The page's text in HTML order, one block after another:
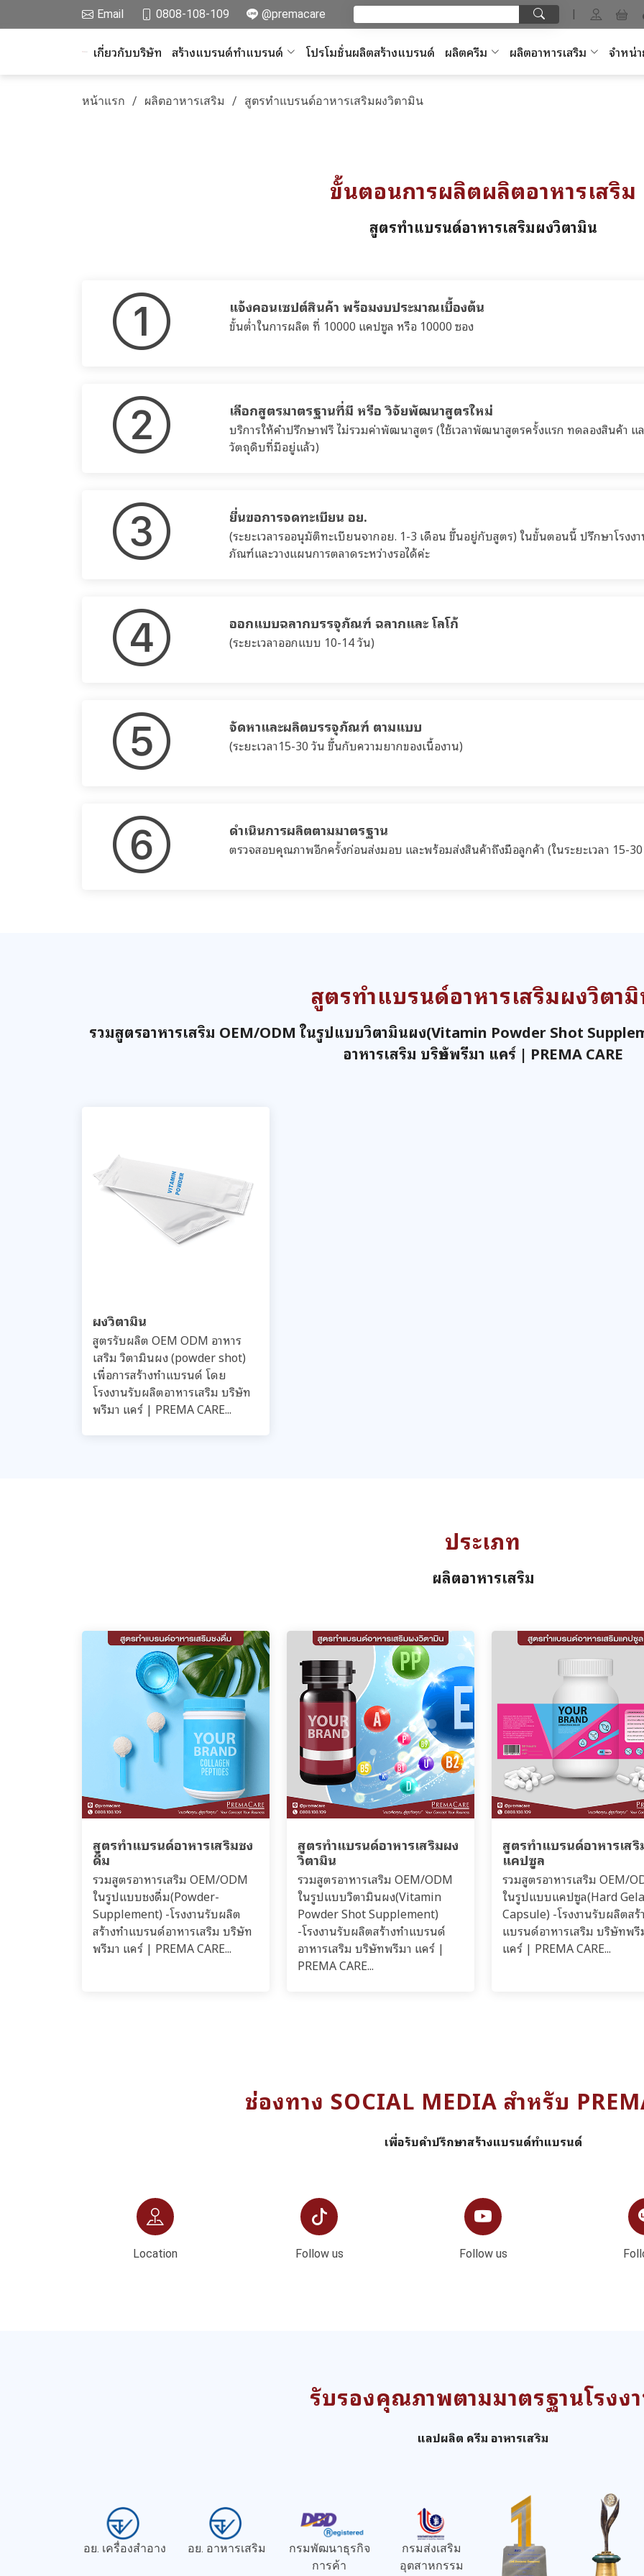
Email 0808-108-109 @premacare |
เกี่ยวกับบริษัท สร้างแบรนด์ทำแบรนด์ โปรโมชั่นผลิตสร้างแบรนด์ ผลิตครีม ผลิตอาหารเสริม จำหน่
หน้าแรก ผลิตอาหารเสริม สูตรทำแบรนด์อาหารเสริมผงวิตามิน
ขั้นตอนการผลิตผลิตอาหารเสริม
สูตรทำแบรนด์อาหารเสริมผงวิตามิน
แจ้งคอนเซปต์สินค้า พร้อมงบประมาณเบื้องต้น
ขั้นต่ำในการผลิต ที่ 10000 แคปซูล หรือ 10000 ซอง
เลือกสูตรมาตรฐานที่มี หรือ วิจัยพัฒนาสูตรใหม่
บริการให้คำปรึกษาฟรี ไม่รวมค่าพัฒนาสูตร (ใช้เวลาพัฒนาสูตรครั้งแรก ทดลองสินค้า
วัตถุดิบที่มีอยู่แล้ว)
ยื่นขอการจดทะเบียน อย.
(ระยะเวลารออนุมัติทะเบียนจากอย. 1-3 เดือน ขึ้นอยู่กับสูตร) ในขั้นตอนนี้ ปรึกษาโรงง
ภัณฑ์และวางแผนการตลาดระหว่างรอได้ค่ะ
ออกแบบฉลากบรรจุภัณฑ์ ฉลากและ โลโก้
(ระยะเวลาออกแบบ 10-14 วัน)
จัดหาและผลิตบรรจุภัณฑ์ ตามแบบ
(ระยะเวลา15-30 วัน ขึ้นกับความยากของเนื้องาน)
ดำเนินการผลิตตามมาตรฐาน
ตรวจสอบคุณภาพอีกครั้งก่อนส่งมอบ และพร้อมส่งสินค้าถึงมือลูกค้า (ในระยะเวลา 15-
สูตรทำแบรนด์อาหารเสริมผงวิตา
รวมสูตรอาหารเสริม OEM/ODM ในรูปแบบวิตามินผง(Vitamin Powder Shot
อาหารเสริม บริษัทพรีมา แคร์ | PREMA CARE
ผงวิตามิน
สูตรรับผลิต OEM ODM อาหาร
เสริม วิตามินผง (powder shot)
เพื่อการสร้างทำแบรนด์ โดย
โรงงานรับผลิตอาหารเสริม บริษัท
พรีมา แคร์ | PREMA CARE...
ประเภท
ผลิตอาหารเสริม
สูตรทำแบรนด์อาหารเสริมชง
ดื่ม
รวมสูตรอาหารเสริม OEM/ODM
ในรูปแบบชงดื่ม(Powder-
Supplement) -โรงงานรับผลิต
สร้างทำแบรนด์อาหารเสริม บริษัท
พรีมา แคร์ | PREMA CARE...
สูตรทำแบรนด์อาหารเสริมผง
วิตามิน
รวมสูตรอาหารเสริม OEM/ODM
ในรูปแบบวิตามินผง(Vitamin
Powder Shot Supplement)
-โรงงานรับผลิตสร้างทำแบรนด์
อาหารเสริม บริษัทพรีมา แคร์ |
PREMA CARE...
สูตรทำแบรนด์อาหารเส
แคปซูล
รวมสูตรอาหารเสริม OEM/
ในรูปแบบแคปซูล(Hard
Capsule) -โรงงานรับผลิตสร้
แบรนด์อาหารเสริม บริษัทพรี
แคร์ | PREMA CARE...
ช่องทาง SOCIAL MEDIA สำหรับ
เพื่อรับคำปรึกษาสร้างแบรนด์ทำแบรนด์
Location Follow us Follow us
รับรองคุณภาพตามมาตรฐานโรงง
แลปผลิต ครีม อาหารเสริม
อย. เครื่องสำอาง อย. อาหารเสริม
กรมพัฒนาธุรกิจ
การค้า
กรมส่งเสริม
อุตสาหกรรม